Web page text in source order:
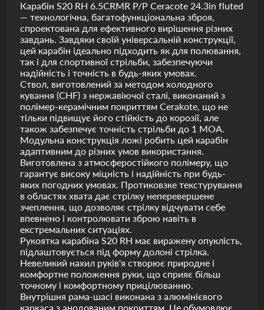
Карабін S20 RH 6.5CRMR P/P Ceracote 24.3in fluted
— технологічна, багатофункціональна зброя,
спроектована для ефективного вирішення різних
завдань. Завдяки своїй універсальній конструкції,
цей карабін ідеально підходить як для полювання,
так і для спортивної стрільби, забезпечуючи
надійність і точність в будь-яких умовах.
Ствол, виготовлений за методом холодного
кування (CHF) з нержавіючої сталі, виконаний з
полімер-керамічним покриттям Cerakote, що не
тільки підвищує його стійкість до корозії, але
також забезпечує точність стрільби до 1 MOA.
Модульна конструкція ложі робить цей карабін
адаптивним до різних умов використання.
Виготовлена з атмосферостійкого полімеру, що
гарантує високу міцність і надійність при будь-
яких погодних умовах. Протиковзке текстурування
в областях хвата дає стрілку неперевершене
зчеплення, що дозволяє стрілку відчувати себе
впевнено і контролювати зброю навіть в
екстремальних ситуаціях.
Рукоятка карабіна S20 RH має виражену опуклість,
підлаштовується під форму долоні стрілка.
Невеликий нахил руків'я створює природне і
комфортне положення руки, що сприяє більш
точному і комфортному прицілюванню.
Внутрішня рама-шасі виконана з алюмінієвого
каркаса з анодованим покриттям. Це обумовлює